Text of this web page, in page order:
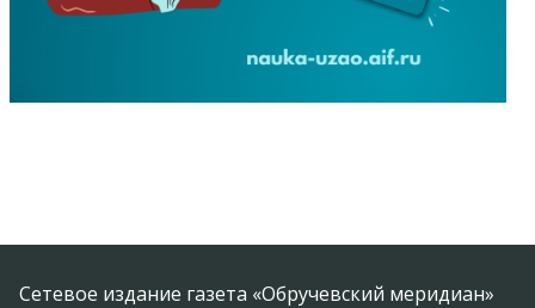
Сетевое издание газета «Обручевский меридиан»